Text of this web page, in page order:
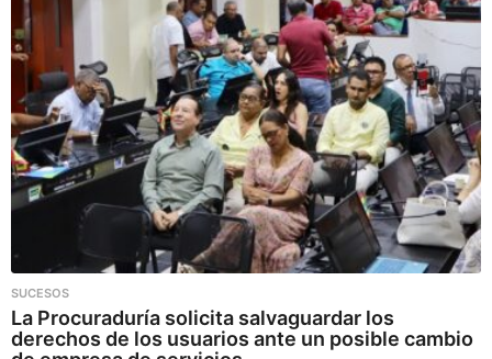
SUCESOS
La Procuraduría solicita salvaguardar los
derechos de los usuarios ante un posible cambio